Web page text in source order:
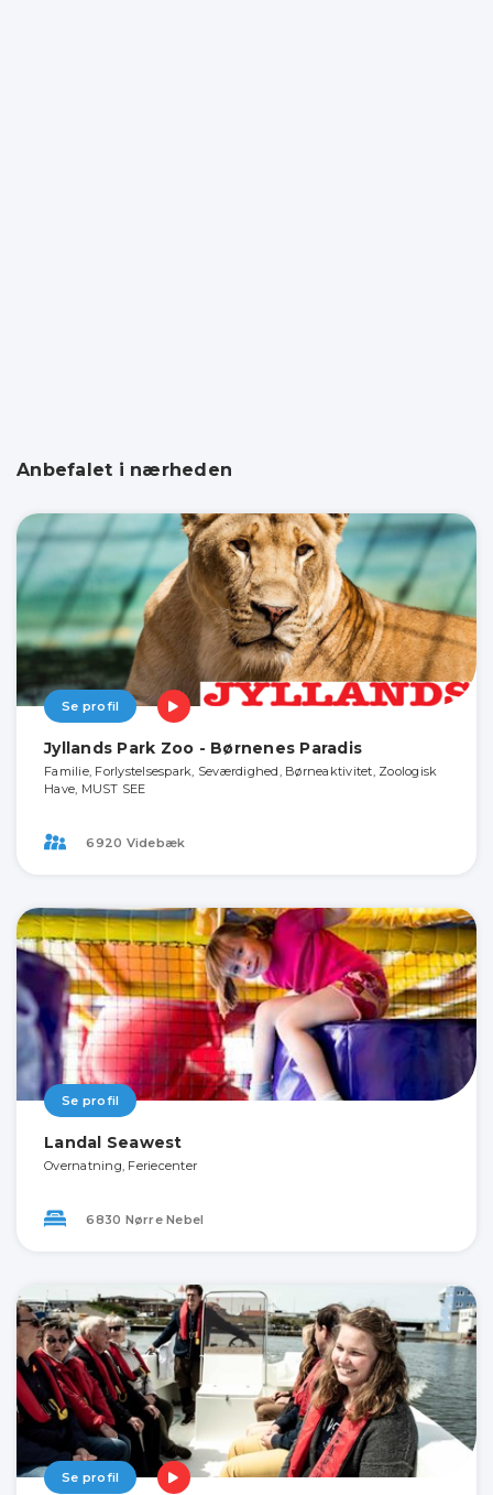
Anbefalet i nærheden
Se profil
Jyllands Park Zoo - Børnenes Paradis
Familie, Forlystelsespark, Seværdighed, Børneaktivitet, Zoologisk
Have, MUST SEE
6920 Videbæk
Se profil
Landal Seawest
Overnatning, Feriecenter
6830 Nørre Nebel
Se profil